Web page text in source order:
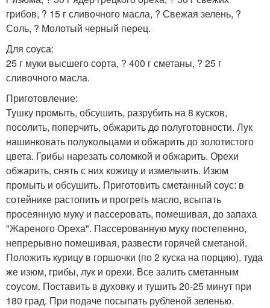
грибов, ? 15 г сливочного масла, ? Свежая зелень, ?
Соль, ? Молотый черный перец.
Для соуса:
25 г муки высшего сорта, ? 400 г сметаны, ? 25 г
сливочного масла.
Приготовление:
Тушку промыть, обсушить, разрубить на 8 кусков,
посолить, поперчить, обжарить до полуготовности. Лук
нашинковать полукольцами и обжарить до золотистого
цвета. Грибы нарезать соломкой и обжарить. Орехи
обжарить, снять с них кожицу и измельчить. Изюм
промыть и обсушить. Приготовить сметанный соус: в
сотейнике растопить и прогреть масло, всыпать
просеянную муку и пассеровать, помешивая, до запаха
"Жареного Ореха". Пассерованную муку постепенно,
непрерывно помешивая, развести горячей сметаной.
Положить курицу в горшочки (по 2 куска на порцию), туда
же изюм, грибы, лук и орехи. Все залить сметанным
соусом. Поставить в духовку и тушить 20-25 минут при
180 град. При подаче посыпать рубленой зеленью.